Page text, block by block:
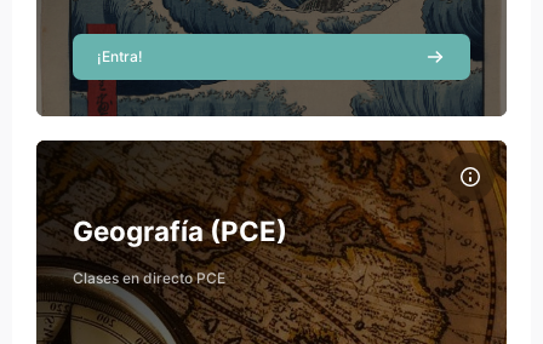
¡Entra!
Pau Mata Ortells
Teacher
Course image Geografía (PCE)
Course image
Course name
Geografía (PCE)
Clases en directo PCE